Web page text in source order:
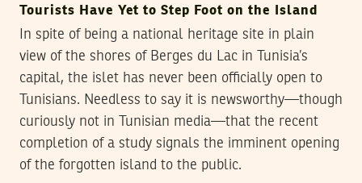
Tourists Have Yet to Step Foot on the Island
In spite of being a national heritage site in plain
view of the shores of Berges du Lac in Tunisia’s
capital, the islet has never been officially open to
Tunisians. Needless to say it is newsworthy—though
curiously not in Tunisian media—that the recent
completion of a study signals the imminent opening
of the forgotten island to the public.